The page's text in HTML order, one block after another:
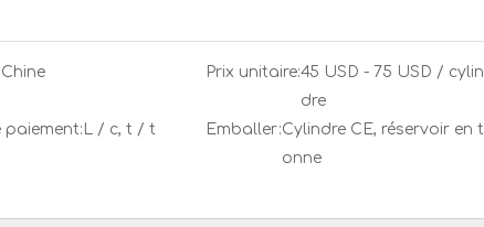
Prix ​​unitaire:45 USD - 75 USD / cylin
dre
paiement: L / c, t / t Emballer:Cylindre CE, réservoir en t
onne